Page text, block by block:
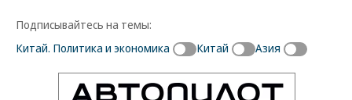
Подписывайтесь на темы:
Китай. Политика и экономика
Китай Азия